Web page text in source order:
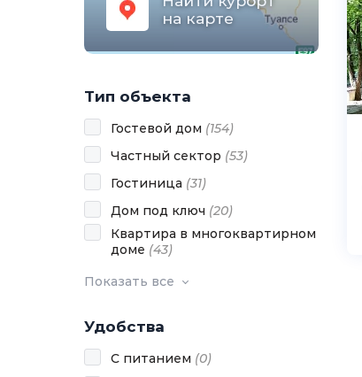
на карте
Тип объекта
Гостевой дом (154)
Частный сектор (53)
Гостиница (31)
Дом под ключ (20)
Квартира в многоквартирном
доме (43)
Показать все
Удобства
С питанием (0)